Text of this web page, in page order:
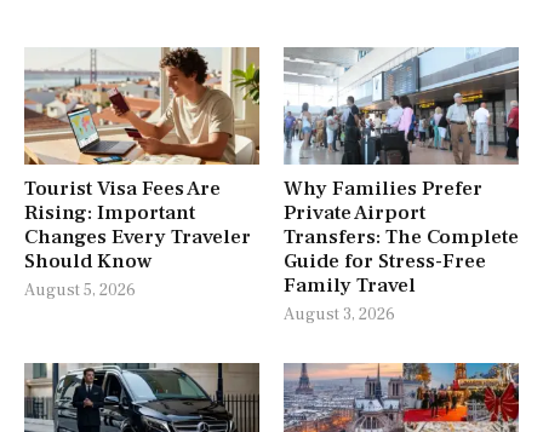
Tourist Visa Fees Are
Rising: Important
Changes Every Traveler
Should Know
August 5, 2026
Why Families Prefer
Private Airport
Transfers: The Complete
Guide for Stress-Free
Family Travel
August 3, 2026